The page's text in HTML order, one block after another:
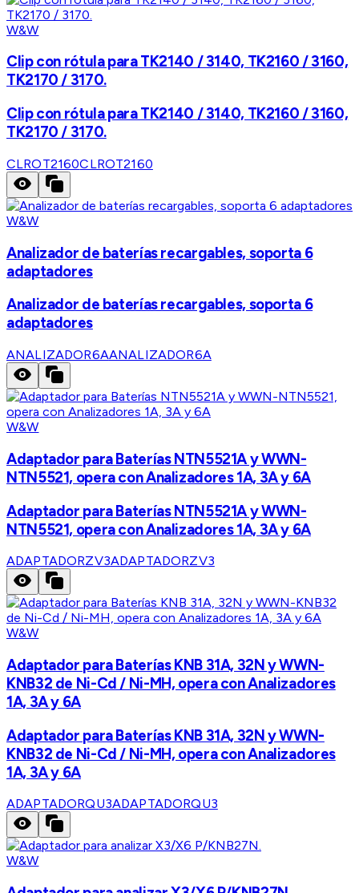
W&W
Clip con rótula para TK2140 / 3140, TK2160 / 3160,
TK2170 / 3170.
Clip con rótula para TK2140 / 3140, TK2160 / 3160,
TK2170 / 3170.
CLROT2160CLROT2160
W&W
Analizador de baterías recargables, soporta 6
adaptadores
Analizador de baterías recargables, soporta 6
adaptadores
ANALIZADOR6AANALIZADOR6A
W&W
Adaptador para Baterías NTN5521A y WWN-
NTN5521, opera con Analizadores 1A, 3A y 6A
Adaptador para Baterías NTN5521A y WWN-
NTN5521, opera con Analizadores 1A, 3A y 6A
ADAPTADORZV3ADAPTADORZV3
W&W
Adaptador para Baterías KNB 31A, 32N y WWN-
KNB32 de Ni-Cd / Ni-MH, opera con Analizadores
1A, 3A y 6A
Adaptador para Baterías KNB 31A, 32N y WWN-
KNB32 de Ni-Cd / Ni-MH, opera con Analizadores
1A, 3A y 6A
ADAPTADORQU3ADAPTADORQU3
W&W